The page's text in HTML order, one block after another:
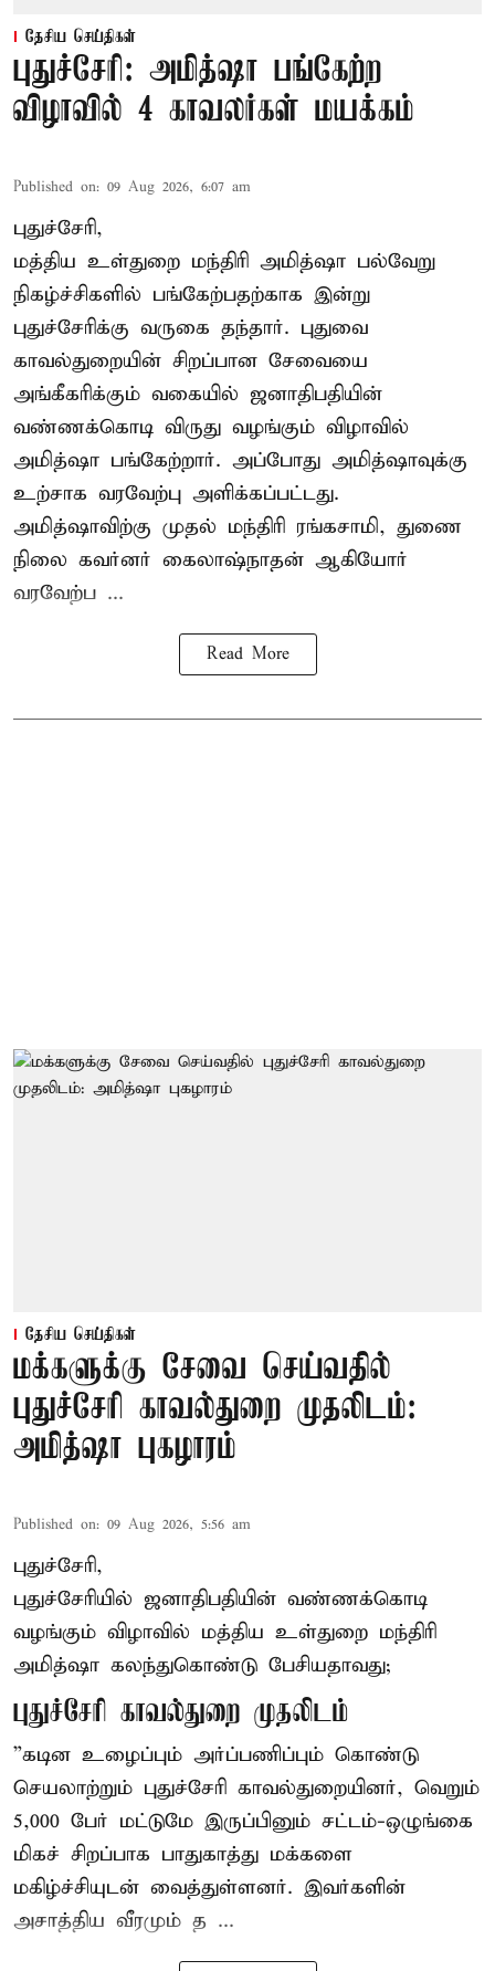
தேசிய செய்திகள்
புதுச்சேரி: அமித்ஷா பங்கேற்ற
விழாவில் 4 காவலர்கள் மயக்கம்
Published on: 09 Aug 2026, 6:07 am
புதுச்சேரி,
மத்திய உள்துறை மந்திரி அமித்ஷா பல்வேறு
நிகழ்ச்சிகளில் பங்கேற்பதற்காக இன்று
புதுச்சேரிக்கு வருகை தந்தார். புதுவை
காவல்துறையின் சிறப்பான சேவையை
அங்கீகரிக்கும் வகையில் ஜனாதிபதியின்
வண்ணக்கொடி விருது வழங்கும் விழாவில்
அமித்ஷா பங்கேற்றார். அப்போது அமித்ஷாவுக்கு
உற்சாக வரவேற்பு அளிக்கப்பட்டது.
அமித்ஷாவிற்கு முதல் மந்திரி ரங்கசாமி, துணை
நிலை கவர்னர் கைலாஷ்நாதன் ஆகியோர்
வரவேற்ப ...
Read More
தேசிய செய்திகள்
மக்களுக்கு சேவை செய்வதில்
புதுச்சேரி காவல்துறை முதலிடம்:
அமித்ஷா புகழாரம்
Published on: 09 Aug 2026, 5:56 am
புதுச்சேரி,
புதுச்சேரியில் ஜனாதிபதியின் வண்ணக்கொடி
வழங்கும் விழாவில் மத்திய உள்துறை மந்திரி
அமித்ஷா கலந்துகொண்டு பேசியதாவது;
புதுச்சேரி காவல்துறை முதலிடம்
”கடின உழைப்பும் அர்ப்பணிப்பும் கொண்டு
செயலாற்றும் புதுச்சேரி காவல்துறையினர், வெறும்
5,000 பேர் மட்டுமே இருப்பினும் சட்டம்-ஒழுங்கை
மிகச் சிறப்பாக பாதுகாத்து மக்களை
மகிழ்ச்சியுடன் வைத்துள்ளனர். இவர்களின்
அசாத்திய வீரமும் த ...